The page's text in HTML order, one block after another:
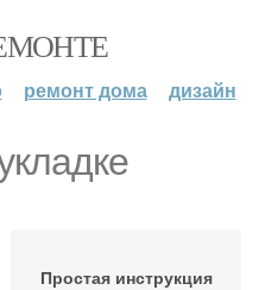
ремонт дома дизайн
Простая инструкция